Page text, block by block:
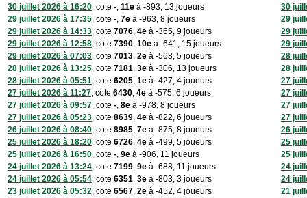
30 juillet 2026 à 16:20, cote -, 11e à -893, 13 joueurs
30
29 juillet 2026 à 17:35, cote -, 7e à -963, 8 joueurs
29
29 juillet 2026 à 14:33, cote 7076, 4e à -365, 9 joueurs
29
29 juillet 2026 à 12:58, cote 7390, 10e à -641, 15 joueurs
29
29 juillet 2026 à 07:03, cote 7013, 2e à -568, 5 joueurs
28
28 juillet 2026 à 13:25, cote 7181, 3e à -306, 13 joueurs
28
28 juillet 2026 à 05:51, cote 6205, 1e à -427, 4 joueurs
27
27 juillet 2026 à 11:27, cote 6430, 4e à -575, 6 joueurs
27
27 juillet 2026 à 09:57, cote -, 8e à -978, 8 joueurs
27
27 juillet 2026 à 05:23, cote 8639, 4e à -822, 6 joueurs
27
26 juillet 2026 à 08:40, cote 8985, 7e à -875, 8 joueurs
26
25 juillet 2026 à 18:20, cote 6726, 4e à -499, 5 joueurs
25
25 juillet 2026 à 16:50, cote -, 9e à -906, 11 joueurs
25
24 juillet 2026 à 13:24, cote 7199, 9e à -688, 11 joueurs
24
24 juillet 2026 à 05:54, cote 6351, 3e à -803, 3 joueurs
24
23 juillet 2026 à 05:32, cote 6567, 2e à -452, 4 joueurs
21